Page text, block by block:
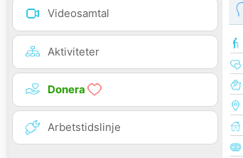
Videosamtal
Aktiviteter
Donera
Arbetstidslinje